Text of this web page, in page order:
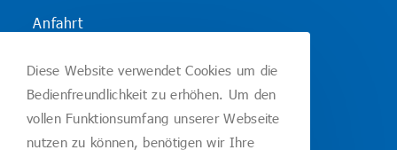
Anfahrt
Datenschutzerklärung
Impressum
Diese Website verwendet Cookies um die
Bedienfreundlichkeit zu erhöhen. Um den
vollen Funktionsumfang unserer Webseite
nutzen zu können, benötigen wir Ihre